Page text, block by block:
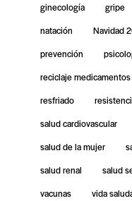
ginecología
gripe
natación
Navidad
prevención
reciclaje medicamentos
resfriado
salud cardiovascular
salud de la mujer
salud renal
salud
vacunas
vida